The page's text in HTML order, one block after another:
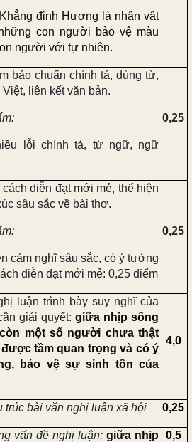
Khẳng định Hương là nhân vật
con người bảo vệ màu
người với tự nhiên.
bảo chuẩn chính tả, dùng từ,
liên kết văn bản.
lỗi chính tả, từ ngữ, ngữ
0,25
cách diễn đạt mới mẻ, thể hiện
sâu sắc về bài thơ.
cảm nghĩ sâu sắc, có ý tưởng
diễn đạt mới mẻ: 0,25 điểm
0,25
luận trình bày suy nghĩ của
giải quyết: giữa nhịp sống
một số người chưa thật
tầm quan trọng và có ý
bảo vệ sự sinh tồn của
4,0
trúc bài văn nghị luận xã hội 0,25
vấn đề nghị luận: giữa nhịp
0,5